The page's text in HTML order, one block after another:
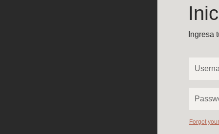
Ingresa
Forgot